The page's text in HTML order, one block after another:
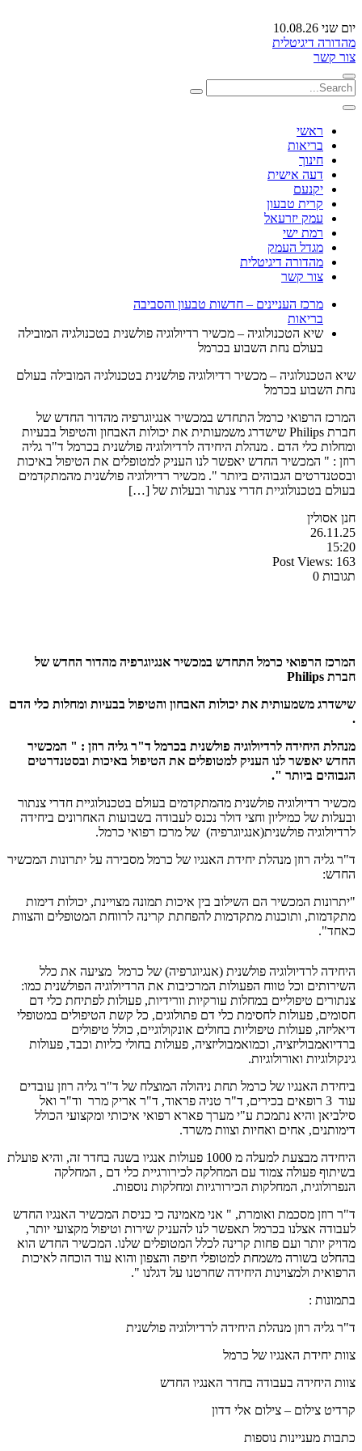
יום שני 10.08.26
מהדורה דיגיטלית
צור קשר
ראשי
בריאות
חינוך
דעה אישית
יקנעם
קרית טבעון
עמק יזרעאל
רמת ישי
מגדל העמק
מהדורה דיגיטלית
צור קשר
מרכז העניינים – חדשות טבעון והסביבה
בריאות
שיא הטכנולוגיה – מכשיר רדיולוגיה פולשנית בטכנולגיה המובילה
בעולם נחת השבוע בכרמל
שיא הטכנולוגיה – מכשיר רדיולוגיה פולשנית בטכנולגיה המובילה בעולם
נחת השבוע בכרמל
המרכז הרפואי כרמל התחדש במכשיר אנגיוגרפיה מהדור החדש של
חברת Philips שישדרג משמעותית את יכולות האבחון והטיפול בבעיות
ומחלות כלי הדם . מנהלת היחידה לרדיולוגיה פולשנית בכרמל ד"ר גליה
רוזן : " המכשיר החדש יאפשר לנו העניק למטופלים את הטיפול באיכות
ובסטנדרטים הגבוהים ביותר ". מכשיר רדיולוגיה פולשנית מהמתקדמים
בעולם בטכנולוגיית חדרי צנתור ובעלות של […]
חנן אסולין
26.11.25
15:20
Post Views: 163
תגובות 0
המרכז הרפואי כרמל התחדש במכשיר אנגיוגרפיה מהדור החדש של
חברת Philips
שישדרג משמעותית את יכולות האבחון והטיפול בבעיות ומחלות כלי הדם
.
מנהלת היחידה לרדיולוגיה פולשנית בכרמל ד"ר גליה רוזן : " המכשיר
החדש יאפשר לנו העניק למטופלים את הטיפול באיכות ובסטנדרטים
הגבוהים ביותר ".
מכשיר רדיולוגיה פולשנית מהמתקדמים בעולם בטכנולוגיית חדרי צנתור
ובעלות של כמיליון וחצי דולר נכנס לעבודה בשבועות האחרונים ביחידה
לרדיולוגיה פולשנית(אנגיוגרפיה) של מרכז רפואי כרמל.
ד"ר גליה רוזן מנהלת יחידת האנגיו של כרמל מסבירה על יתרונות המכשיר
החדש:
"יתרונות המכשיר הם השילוב בין איכות תמונה מצויינת, יכולות דימות
מתקדמות, ותוכנות מתקדמות להפחתת קרינה לרווחת המטופלים והצוות
כאחד".
היחידה לרדיולוגיה פולשנית (אנגיוגרפיה) של כרמל מציעה את כלל
השירותים וכל טווח הפעולות המרכיבות את הרדיולוגיה הפולשנית כמו:
צנתורים טיפוליים במחלות עורקיות וורידיות, פעולות לפתיחת כלי דם
חסומים, פעולות לחסימת כלי דם פתולוגים, כל קשת הטיפולים במטופלי
דיאליזה, פעולות טיפוליות בחולים אונקולוגיים, כולל טיפולים
ברדיואמבוליזציה, וכמואמבוליזציה, פעולות בחולי כליות וכבד, פעולות
גינקולוגיות ואורולוגיות.
ביחידת האנגיו של כרמל תחת ניהולה המוצלח של ד"ר גליה רוזן עובדים
עוד 3 רופאים בכירים, ד"ר טניה פראוד, ד"ר אריק מרר וד"ר ואל
סילביאן והיא נתמכת ע"י מערך פארא רפואי איכותי ומקצועי הכולל
דימותנים, אחים ואחיות וצוות משרד.
היחידה מבצעת למעלה מ 1000 פעולות אנגיו בשנה בחדר זה, והיא פועלת
בשיתוף פעולה צמוד עם המחלקה לכירורגיית כלי דם , המחלקה
הנפרולוגית, המחלקות הכירורגיות ומחלקות נוספות.
ד"ר רוזן מסכמת ואומרת, " אני מאמינה כי כניסת המכשיר האנגיו החדש
לעבודה אצלנו בכרמל תאפשר לנו להעניק שירות וטיפול מקצועי יותר,
מדויק יותר ועם פחות קרינה לכלל המטופלים שלנו. המכשיר החדש הוא
בהחלט בשורה משמחת למטופלי חיפה והצפון והוא עוד הוכחה לאיכות
הרפואית ולמצוינות היחידה שחרטנו על דגלנו ".
בתמונות :
ד"ר גליה רוזן מנהלת היחידה לרדיולוגיה פולשנית
צוות יחידת האנגיו של כרמל
צוות היחידה בעבודה בחדר האנגיו החדש
קרדיט צילום – צילום אלי דדון
כתבות מעניינות נוספות